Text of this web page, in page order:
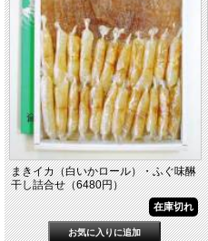
まきイカ（白いかロール）・ふぐ味醂
干し詰合せ（6480円）
在庫切れ